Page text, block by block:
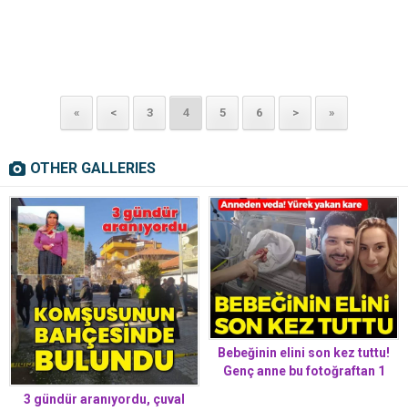
« < 3 4 5 6 > »
OTHER GALLERIES
3 gündür aranıyordu, çuval
Bebeğinin elini son kez tuttu!
Genç anne bu fotoğraftan 1